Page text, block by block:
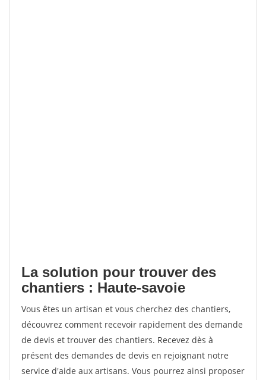
La solution pour trouver des
chantiers : Haute-savoie
Vous êtes un artisan et vous cherchez des chantiers,
découvrez comment recevoir rapidement des demande
de devis et trouver des chantiers. Recevez dès à
présent des demandes de devis en rejoignant notre
service d'aide aux artisans. Vous pourrez ainsi proposer